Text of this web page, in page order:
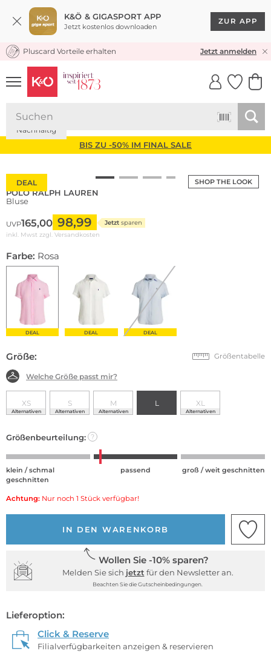
K&Ö & GIGASPORT APP
Jetzt kostenlos downloaden
ZUR APP
KOSTENLOSER VERSAND* & RÜCKVERSAND
Pluscard Vorteile erhalten Jetzt anmelden
UNSERE APP
CLICK &
BIS ZU -50% IM FINAL SALE
SHOP THE LOOK
DEAL
Nachhaltig
POLO RALPH LAUREN
Bluse
UVP165,00 98,99 Jetzt sparen
inkl. Mwst zzgl. Versandkosten
Farbe: Rosa
DEAL DEAL DEAL
Größe: Größentabelle
Welche Größe passt mir?
XS
Alternativen
S
Alternativen
M
Alternativen
L XL
Alternativen
Größenbeurteilung: ?
klein / schmal
geschnitten
passend groß / weit geschnitten
Achtung: Nur noch 1 Stück verfügbar!
IN DEN WARENKORB
Wollen Sie -10% sparen?
Melden Sie sich jetzt für den Newsletter an.
Beachten Sie die Gutscheinbedingungen.
Lieferoption:
Click & Reserve
Filialverfügbarkeiten anzeigen & reservieren